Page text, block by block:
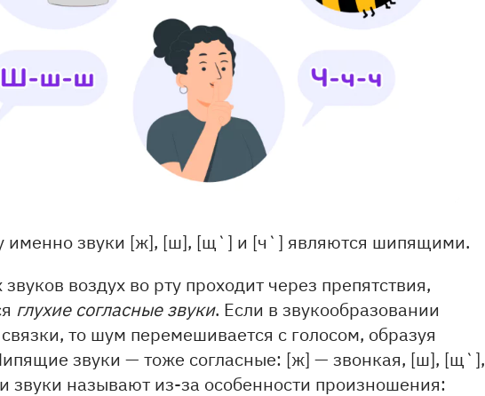
именно звуки [ж], [ш], [щ`] и [ч`] являются шипящими.
воздух во рту проходит через препятствия,
глухие согласные звуки. Если в звукообразовании
то шум перемешивается с голосом, образуя
звуки — тоже согласные: [ж] — звонкая, [ш], [щ`],
называют из-за особенности произношения: